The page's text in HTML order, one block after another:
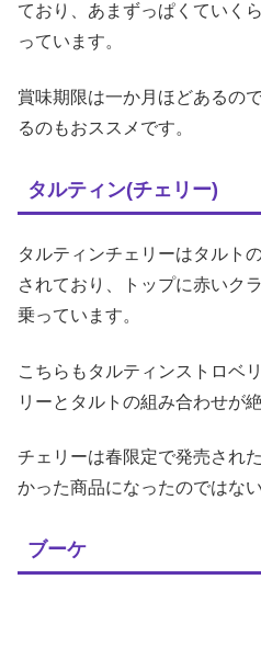
ており、あまずっぱくていく
っています。
賞味期限は一か月ほどあるの
るのもおススメです。
タルティン(チェリー)
タルティンチェリーはタルト
されており、トップに赤いク
乗っています。
こちらもタルティンストロベ
リーとタルトの組み合わせが
チェリーは春限定で発売され
かった商品になったのではな
ブーケ